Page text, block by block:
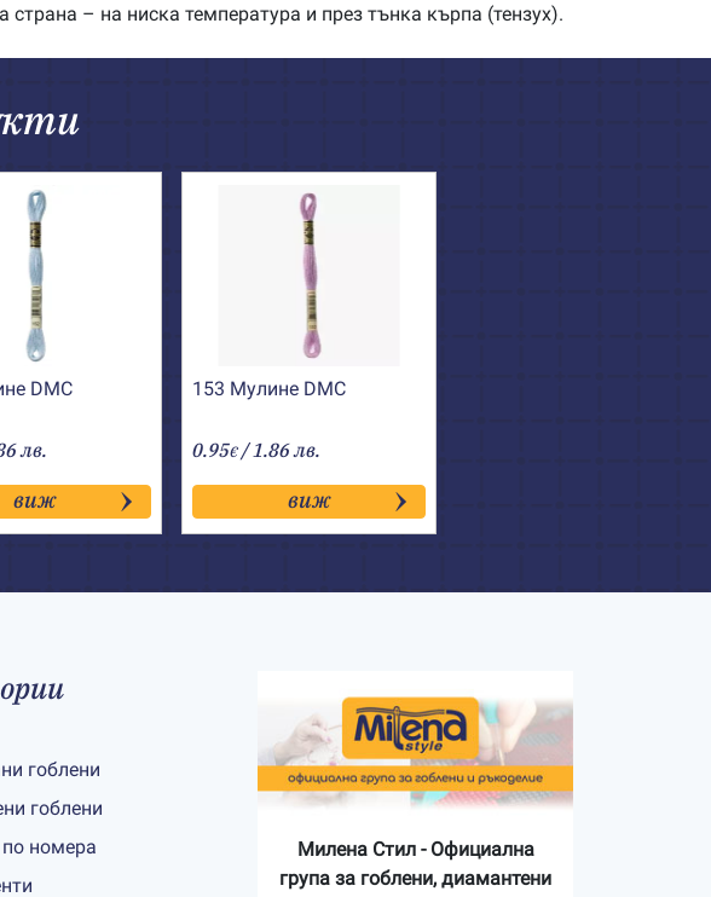
страна – на ниска температура и през тънка кърпа (тензух).
DMC
лв.
виж
153 Мулине DMC
0.95€ / 1.86 лв.
виж
гоблени
гоблени
номера
Милена Стил - Официална
група за гоблени, диамантени